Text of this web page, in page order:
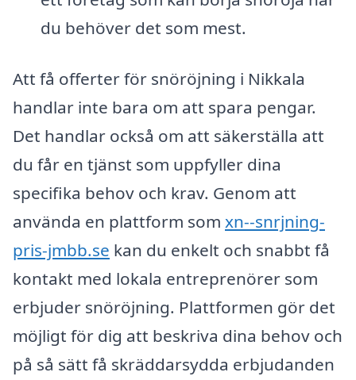
du behöver det som mest.
Att få offerter för snöröjning i Nikkala
handlar inte bara om att spara pengar.
Det handlar också om att säkerställa att
du får en tjänst som uppfyller dina
specifika behov och krav. Genom att
använda en plattform som xn--snrjning-
pris-jmbb.se kan du enkelt och snabbt få
kontakt med lokala entreprenörer som
erbjuder snöröjning. Plattformen gör det
möjligt för dig att beskriva dina behov och
på så sätt få skräddarsydda erbjudanden